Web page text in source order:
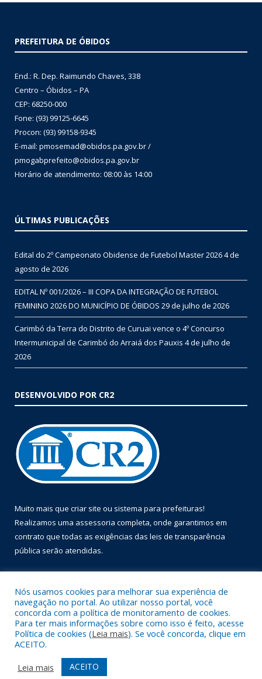
PREFEITURA DE ÓBIDOS
End.: R. Dep. Raimundo Chaves, 338
Centro – Óbidos – PA
CEP: 68250-000
Fone: (93) 99125-6645
Procon: (93) 99158-9345
E-mail: pmosemad@obidos.pa.gov.br /
pmogabprefeito@obidos.pa.gov.br
Horário de atendimento: 08:00 às 14:00
ÚLTIMAS PUBLICAÇÕES
Edital do 2º Campeonato Obidense de Futebol Master 20264 de
agosto de 2026
EDITAL Nº 001/2026 – III COPA DA INTEGRAÇÃO DE FUTEBOL
FEMININO 2026 DO MUNICÍPIO DE ÓBIDOS 29 de julho de 2026
Carimbó da Terra do Distrito de Curuai vence o 4º Concurso
Intermunicipal de Carimbó do Arraiá dos Pauxis 4 de julho de
2026
DESENVOLVIDO POR CR2
Muito mais que criar site ou sistema para prefeituras!
Realizamos uma assessoria completa, onde garantimos em
contrato que todas as exigências das leis de transparência
pública serão atendidas.
Todos os direitos reservados a Prefeitura Municipal de Óbidos.
Mapa do Site
Acessar Área Administrativa
Nós usamos cookies para melhorar sua experiência de
navegação no portal. Ao utilizar nosso portal, você
concorda com a política de monitoramento de cookies.
Para ter mais informações sobre como isso é feito, acesse
Política de cookies (Leia mais). Se você concorda, clique em
ACEITO.
Leia mais
ACEITO